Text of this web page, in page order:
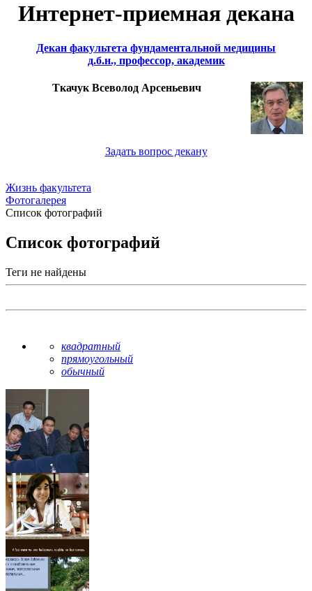
Интернет-приемная декана
Декан факультета фундаментальной медицины
д.б.н., профессор, академик
Ткачук Всеволод Арсеньевич
Задать вопрос декану
Жизнь факультета
Фотогалерея
Список фотографий
Список фотографий
Теги не найдены
квадратный
прямоугольный
обычный